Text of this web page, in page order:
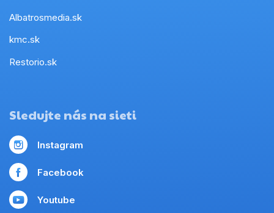
Albatrosmedia.sk
kmc.sk
Restorio.sk
Sledujte nás na sieti
Instagram
Facebook
Youtube